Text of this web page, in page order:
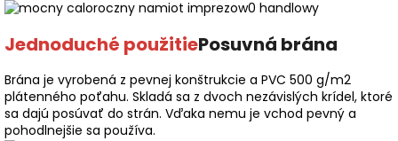
Jednoduché použitiePosuvná brána
Brána je vyrobená z pevnej konštrukcie a PVC 500 g/m2
plátenného poťahu. Skladá sa z dvoch nezávislých krídel, ktoré
sa dajú posúvať do strán. Vďaka nemu je vchod pevný a
pohodlnejšie sa používa.